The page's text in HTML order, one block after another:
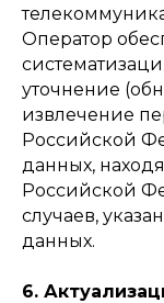
Оператор
уточнение
извлечение
Российской
данных,
Российской
случаев,
данных.
6.